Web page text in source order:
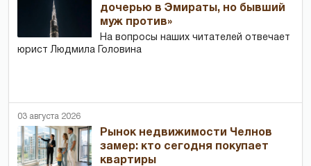
дочерью в Эмираты, но бывший
муж против»
На вопросы наших читателей отвечает
юрист Людмила Головина
03 августа 2026
Рынок недвижимости Челнов
замер: кто сегодня покупает
квартиры